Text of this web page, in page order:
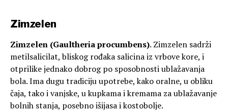
Zimzelen
Zimzelen (Gaultheria procumbens). Zimzelen sadrži
metilsalicilat, bliskog rođaka salicina iz vrbove kore, i
otprilike jednako dobrog po sposobnosti ublažavanja
bola. Ima dugu tradiciju upotrebe, kako oralne, u obliku
čaja, tako i vanjske, u kupkama i kremama za ublažavanje
bolnih stanja, posebno išijasa i kostobolje.